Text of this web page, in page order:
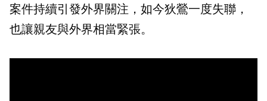
案件持續引發外界關注，如今狄鶯一度失聯，
也讓親友與外界相當緊張。